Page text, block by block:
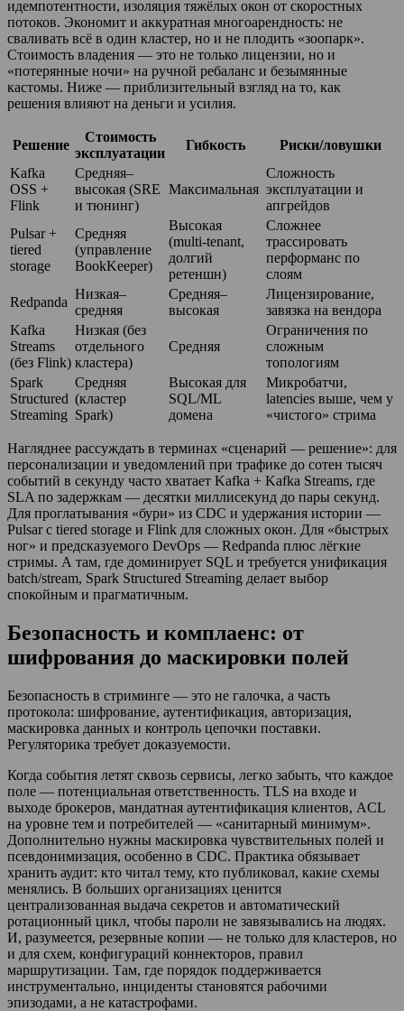
идемпотентности, изоляция тяжёлых окон от скоростных
потоков. Экономит и аккуратная многоарендность: не
сваливать всё в один кластер, но и не плодить «зоопарк».
Стоимость владения — это не только лицензии, но и
«потерянные ночи» на ручной ребаланс и безымянные
кастомы. Ниже — приблизительный взгляд на то, как
решения влияют на деньги и усилия.
Решение
Стоимость
эксплуатации
Гибкость
Риски/ловушки
Kafka
OSS +
Flink
Средняя–
высокая (SRE
и тюнинг)
Максимальная
Сложность
эксплуатации и
апгрейдов
Pulsar +
tiered
storage
Средняя
(управление
BookKeeper)
Высокая
(multi-tenant,
долгий
ретеншн)
Сложнее
трассировать
перформанс по
слоям
Redpanda
Низкая–
средняя
Средняя–
высокая
Лицензирование,
завязка на вендора
Kafka
Streams
(без Flink)
Низкая (без
отдельного
кластера)
Средняя
Ограничения по
сложным
топологиям
Spark
Structured
Streaming
Средняя
(кластер
Spark)
Высокая для
SQL/ML
домена
Микробатчи,
latencies выше, чем у
«чистого» стрима
Нагляднее рассуждать в терминах «сценарий — решение»: для
персонализации и уведомлений при трафике до сотен тысяч
событий в секунду часто хватает Kafka + Kafka Streams, где
SLA по задержкам — десятки миллисекунд до пары секунд.
Для проглатывания «бури» из CDC и удержания истории —
Pulsar с tiered storage и Flink для сложных окон. Для «быстрых
ног» и предсказуемого DevOps — Redpanda плюс лёгкие
стримы. А там, где доминирует SQL и требуется унификация
batch/stream, Spark Structured Streaming делает выбор
спокойным и прагматичным.
Безопасность и комплаенс: от
шифрования до маскировки полей
Безопасность в стриминге — это не галочка, а часть
протокола: шифрование, аутентификация, авторизация,
маскировка данных и контроль цепочки поставки.
Регуляторика требует доказуемости.
Когда события летят сквозь сервисы, легко забыть, что каждое
поле — потенциальная ответственность. TLS на входе и
выходе брокеров, мандатная аутентификация клиентов, ACL
на уровне тем и потребителей — «санитарный минимум».
Дополнительно нужны маскировка чувствительных полей и
псевдонимизация, особенно в CDC. Практика обязывает
хранить аудит: кто читал тему, кто публиковал, какие схемы
менялись. В больших организациях ценится
централизованная выдача секретов и автоматический
ротационный цикл, чтобы пароли не завязывались на людях.
И, разумеется, резервные копии — не только для кластеров, но
и для схем, конфигураций коннекторов, правил
маршрутизации. Там, где порядок поддерживается
инструментально, инциденты становятся рабочими
эпизодами, а не катастрофами.